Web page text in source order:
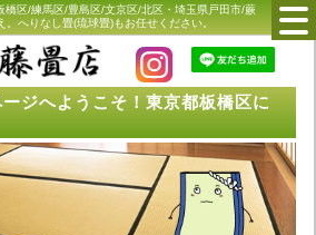
区/練馬区/豊島区/文京区/北区・埼玉県戸田市/蕨
へりなし畳(琉球畳)もお任せください。
ジへようこそ！東京都板橋区に